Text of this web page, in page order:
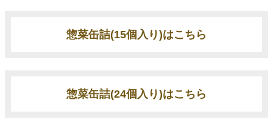
惣菜缶詰(15個入り)はこちら
惣菜缶詰(24個入り)はこちら